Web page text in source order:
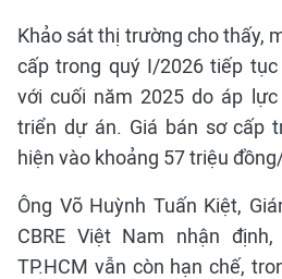
Khảo sát thị trường cho thấy,
cấp trong quý I/2026 tiếp tục
với cuối năm 2025 do áp
triển dự án. Giá bán sơ cấp
hiện vào khoảng 57 triệu
Ông Võ Huỳnh Tuấn Kiệt,
CBRE Việt Nam nhận
TP.HCM vẫn còn hạn chế,